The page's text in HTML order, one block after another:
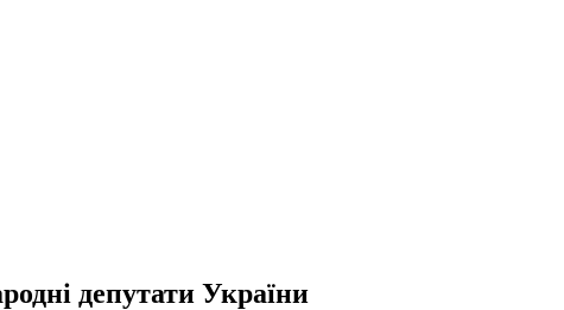
депутати України